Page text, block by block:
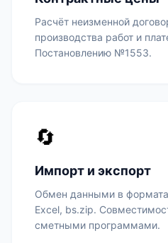
Расчёт неизменной
производства работ и
Постановлению №1553.
🔄
Импорт и экспорт
Обмен данными в
Excel, bs.zip.
сметными программами.